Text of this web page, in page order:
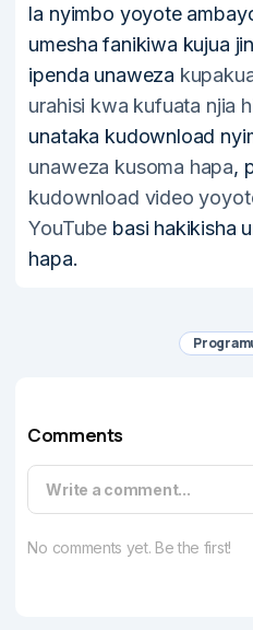
la nyimbo yoyote
umesha fanikiwa kujua
ipenda unaweza
urahisi kwa kufuata njia
unataka kudownload
unaweza kusoma hapa,
kudownload video
YouTube basi hakikisha
hapa.
Comments
Write a comment...
No comments yet. Be the first!